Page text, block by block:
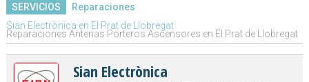
SERVICIOS
Reparaciones
Sian Electrònica en El Prat de Llobregat
Reparaciones Antenas Porteros Ascensores en El Prat de Llobregat
Sian Electrònica